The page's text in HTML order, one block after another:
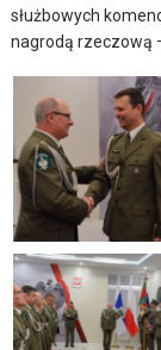
służbowych
nagrodą rzeczową